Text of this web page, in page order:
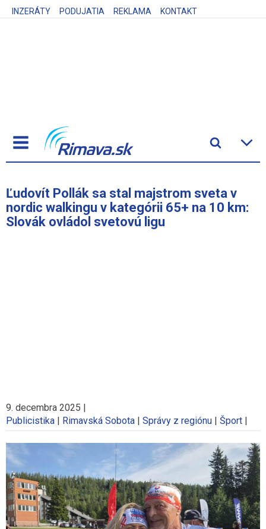
INZERÁTY PODUJATIA REKLAMA KONTAKT
Ľudovít Pollák sa stal majstrom sveta v
nordic walkingu v kategórii 65+ na 10 km:
Slovák ovládol svetovú ligu
9. decembra 2025 |
Publicistika | Rimavská Sobota | Správy z regiónu | Šport |